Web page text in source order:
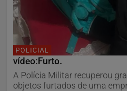
POLICIAL
vídeo:Furto.
A Polícia Militar recuperou
objetos furtados de uma